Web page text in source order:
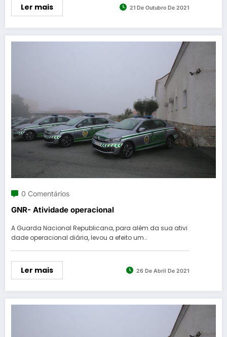
Ler mais 21 De Outubro De 2021
0 Comentários
GNR- Atividade operacional
A Guarda Nacional Republicana, para além da sua ativi
dade operacional diária, levou a efeito um…
Ler mais 26 De Abril De 2021